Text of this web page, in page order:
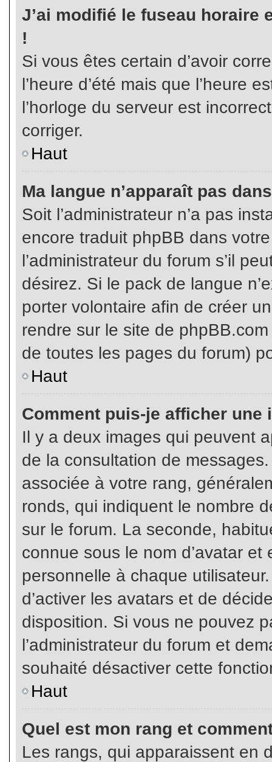
J’ai modifié le fuseau horaire
!
Si vous êtes certain d’avoir
l’heure d’été mais que l’heure
l’horloge du serveur est
corriger.
Haut
Ma langue n’apparaît pas
Soit l’administrateur n’a pas
encore traduit phpBB dans
l’administrateur du forum s’il
désirez. Si le pack de langue
porter volontaire afin de créer
rendre sur le site de
de toutes les pages du forum)
Haut
Comment puis-je afficher une
Il y a deux images qui peuvent
de la consultation de
associée à votre rang,
ronds, qui indiquent le nombre
sur le forum. La seconde,
connue sous le nom d’avatar
personnelle à chaque
d’activer les avatars et de
disposition. Si vous ne pouvez
l’administrateur du forum et
souhaité désactiver cette
Haut
Quel est mon rang et
Les rangs, qui apparaissent en